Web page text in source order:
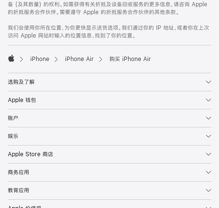
备 (及其数量) 的权利。如需获得有关折抵及设备回收服务的更多信息，请咨询 Apple
的折抵服务合作伙伴。需要遵守 Apple 的折抵服务合作伙伴的其他条款。
我们会使用你所在位置，为你更快显示送货选项。我们通过你的 IP 地址，或者你在上次
访问 Apple 网站时输入的位置信息，找到了你的位置。
iPhone iPhone Air 购买 iPhone Air
选购及了解
Apple 钱包
账户
娱乐
Apple Store 商店
商务应用
教育应用